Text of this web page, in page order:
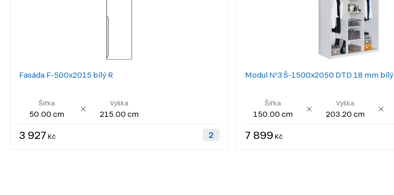
Fasáda F-500x2015 bílý R
Šířka
50.00 cm
Výška
215.00 cm
3 927 Kč
Modul №3 Š-1500x2050 DTD 18 mm bílý
Šířka
150.00 cm
Výška
203.20 cm
7 899 Kč